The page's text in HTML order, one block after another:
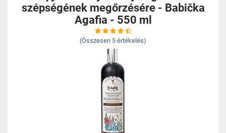
szépségének megőrzésére - Babička
Agafia - 550 ml
(Összesen 5 értékelés)